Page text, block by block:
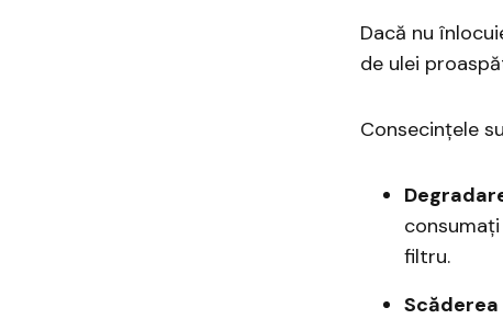
Dacă nu
de ulei
Consecințele
filtru.